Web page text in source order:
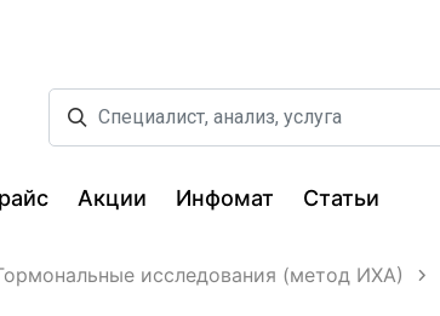
Акции Инфомат Статьи
исследования (метод ИХА)